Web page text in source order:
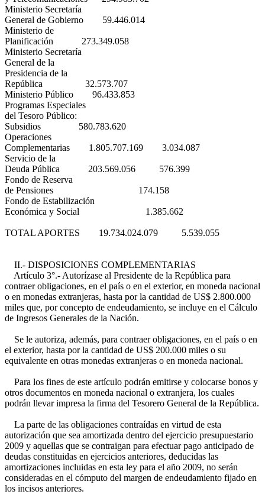
Ministerio Secretaría
General de Gobierno 59.446.014
Ministerio de
Planificación 273.349.058
Ministerio Secretaría
General de la
Presidencia de la
República 32.573.707
Ministerio Público 96.433.853
Programas Especiales
del Tesoro Público:
Subsidios 580.783.620
Operaciones
Complementarias 1.805.707.169 3.034.087
Servicio de la
Deuda Pública 203.569.056 576.399
Fondo de Reserva
de Pensiones 174.158
Fondo de Estabilización
Económica y Social 1.385.662
TOTAL APORTES 19.734.024.079 5.539.055
II.- DISPOSICIONES COMPLEMENTARIAS
Artículo 3°.- Autorízase al Presidente de la República para
contraer obligaciones, en el país o en el exterior, en moneda nacional
o en monedas extranjeras, hasta por la cantidad de US$ 2.800.000
miles que, por concepto de endeudamiento, se incluye en el Cálculo
de Ingresos Generales de la Nación.
Se le autoriza, además, para contraer obligaciones, en el país o en
el exterior, hasta por la cantidad de US$ 200.000 miles o su
equivalente en otras monedas extranjeras o en moneda nacional.
Para los fines de este artículo podrán emitirse y colocarse bonos y
otros documentos en moneda nacional o extranjera, los cuales
podrán llevar impresa la firma del Tesorero General de la República.
La parte de las obligaciones contraídas en virtud de esta
autorización que sea amortizada dentro del ejercicio presupuestario
2009 y aquellas que se contraigan para efectuar pago anticipado de
deudas constituidas en ejercicios anteriores, deducidas las
amortizaciones incluidas en esta ley para el año 2009, no serán
consideradas en el cómputo del margen de endeudamiento fijado en
los incisos anteriores.